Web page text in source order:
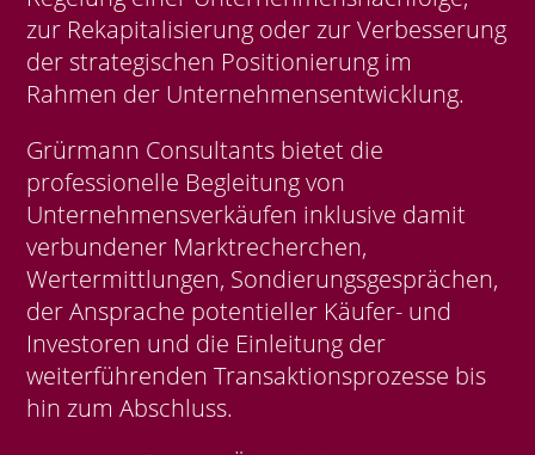
zur Rekapitalisierung oder zur Verbesserung
der strategischen Positionierung im
Rahmen der Unternehmensentwicklung.
Grürmann Consultants bietet die
professionelle Begleitung von
Unternehmensverkäufen inklusive damit
verbundener Marktrecherchen,
Wertermittlungen, Sondierungsgesprächen,
der Ansprache potentieller Käufer- und
Investoren und die Einleitung der
weiterführenden Transaktionsprozesse bis
hin zum Abschluss.